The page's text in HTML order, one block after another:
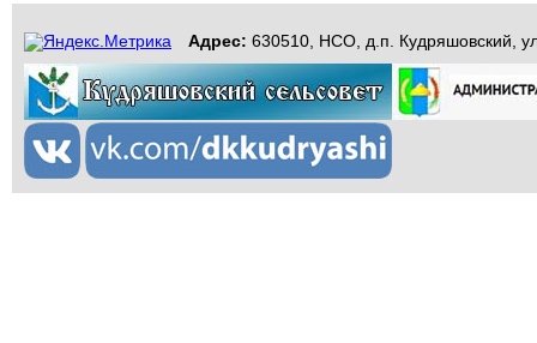
Адрес: 630510, НСО, д.п. Кудряшовский,